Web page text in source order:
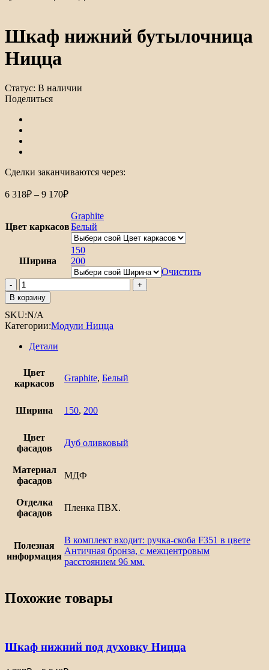
Шкаф нижний бутылочница
Ницца
Статус: В наличии
Поделиться
Сделки заканчиваются через:
6 318₽ – 9 170₽Диапазон
6
318₽
9
170₽
Цвет каркасов
Graphite
Белый
Ширина
150
200
Очистить
Количество
товара
Шкаф
нижний
бутылочница
В корзину
SKU:N/A
Категории:Модули Ницца
Детали
Цвет
каркасов
Graphite, Белый
Ширина 150, 200
Цвет
фасадов
Дуб оливковый
Материал
фасадов
МДФ
Отделка
фасадов
Пленка ПВХ.
Полезная
информация
В комплект входит: ручка-скоба F351 в цвете
Античная бронза, с межцентровым
расстоянием 96 мм.
Похожие товары
Шкаф нижний под духовку Ницца